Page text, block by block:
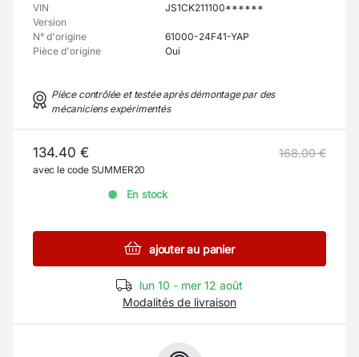
VIN
JS1CK211100******
Version
N° d'origine
61000-24F41-YAP
Pièce d'origine
Oui
Pièce contrôlée et testée après démontage par des
mécaniciens expérimentés
134.40 € 168.00 €
avec le code SUMMER20
En stock
ajouter au panier
lun 10 - mer 12 août
Modalités de livraison